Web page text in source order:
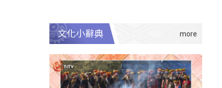
文化小辭典